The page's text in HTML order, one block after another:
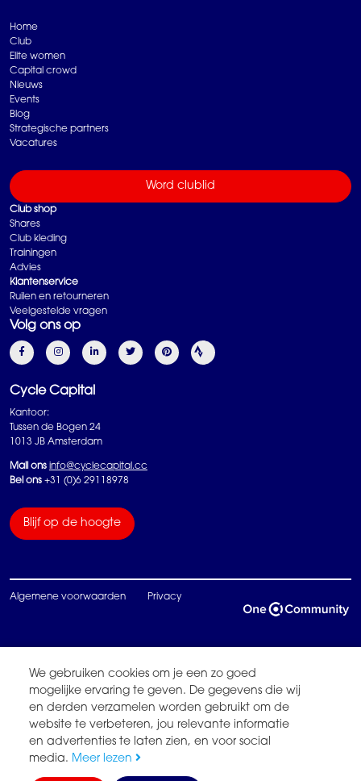
Home
Club
Elite women
Capital crowd
Nieuws
Events
Blog
Strategische partners
Vacatures
Word clublid
Club shop
Shares
Club kleding
Trainingen
Advies
Klantenservice
Ruilen en retourneren
Veelgestelde vragen
Volg ons op
Cycle Capital
Kantoor:
Tussen de Bogen 24
1013 JB Amsterdam
Mail ons info@cyclecapital.cc
Bel ons +31 (0)6 29118978
Blijf op de hoogte
Algemene voorwaarden Privacy
We gebruiken cookies om je een zo goed
mogelijke ervaring te geven. De gegevens die wij
en derden verzamelen worden gebruikt om de
website te verbeteren, jou relevante informatie
en advertenties te laten zien, en voor social
media. Meer lezen